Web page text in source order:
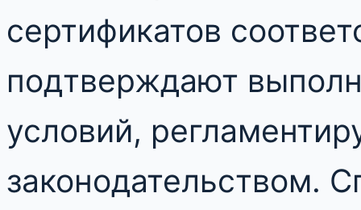
сертификатов
подтверждают
условий,
законодательством.